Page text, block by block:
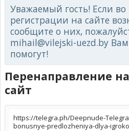
Уважаемый гость! Если во
регистрации на сайте
сообщите о них,
mihail@vilejski-uezd.by
помогут!
Перенаправление
сайт
https://telegra.ph/Deepnude-
bonusnye-predlozheniya-dlya-